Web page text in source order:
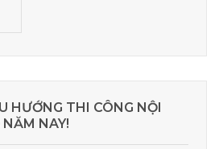
HƯỚNG THI CÔNG NỘI
NAY!